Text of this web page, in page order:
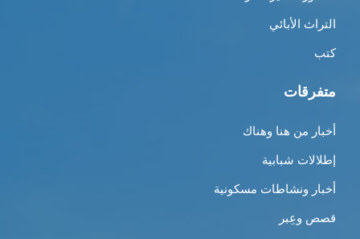
التراث الأبائي
كتب
متفرقات
أخبار من هنا وهناك
إطلالات شبابية
أخبار ونشاطات مسكونية
قصص وعِبر